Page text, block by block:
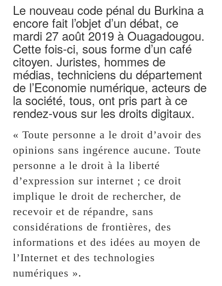
Le nouveau code pénal du Burkina a
encore fait l’objet d’un débat, ce
mardi 27 août 2019 à Ouagadougou.
Cette fois-ci, sous forme d’un café
citoyen. Juristes, hommes de
médias, techniciens du département
de l’Economie numérique, acteurs de
la société, tous, ont pris part à ce
rendez-vous sur les droits digitaux.
« Toute personne a le droit d’avoir des
opinions sans ingérence aucune. Toute
personne a le droit à la liberté
d’expression sur internet ; ce droit
implique le droit de rechercher, de
recevoir et de répandre, sans
considérations de frontières, des
informations et des idées au moyen de
l’Internet et des technologies
numériques ».